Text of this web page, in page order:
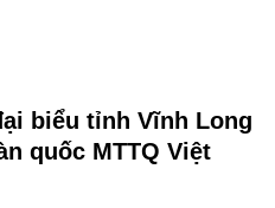
biểu tỉnh Vĩnh Long
quốc MTTQ Việt